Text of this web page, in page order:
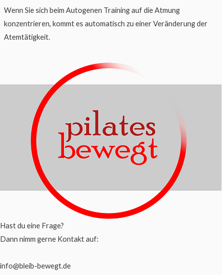
Wenn Sie sich beim Autogenen Training auf die Atmung
konzentrieren, kommt es automatisch zu einer Veränderung der
Atemtätigkeit.
Hast du eine Frage?
Dann nimm gerne Kontakt auf:
info@bleib-bewegt.de